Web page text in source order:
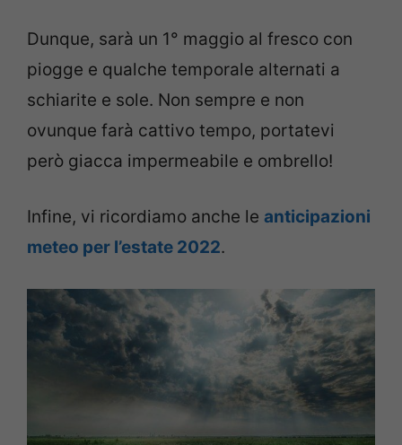
Dunque, sarà un 1° maggio al fresco con
piogge e qualche temporale alternati a
schiarite e sole. Non sempre e non
ovunque farà cattivo tempo, portatevi
però giacca impermeabile e ombrello!
Infine, vi ricordiamo anche le anticipazioni
meteo per l’estate 2022.